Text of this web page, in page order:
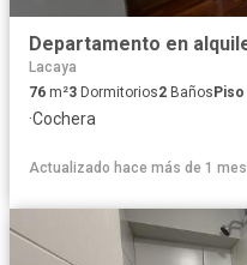
Lacaya
76 m²3 Dormitorios2 Baños Piso
·Cochera
Actualizado hace más de 1 mes